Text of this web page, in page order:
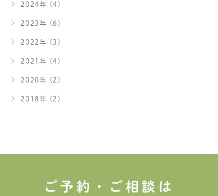
2024年 (4)
2023年 (6)
2022年 (3)
2021年 (4)
2020年 (2)
2018年 (2)
ご予約・ご相談は